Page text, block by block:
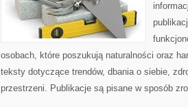
osobach, które poszukują naturalności oraz
teksty dotyczące trendów, dbania o siebie,
przestrzeni. Publikacje są pisane w sposób